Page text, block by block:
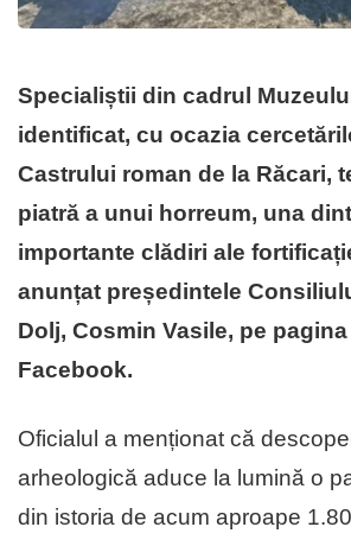
Specialiștii din cadrul
identificat, cu ocazia
Castrului roman de la Răcari,
piatră a unui horreum, una
importante clădiri ale
anunțat președintele
Dolj, Cosmin Vasile, pe
Facebook.
Oficialul a menționat că
arheologică aduce la lumină o
din istoria de acum aproape